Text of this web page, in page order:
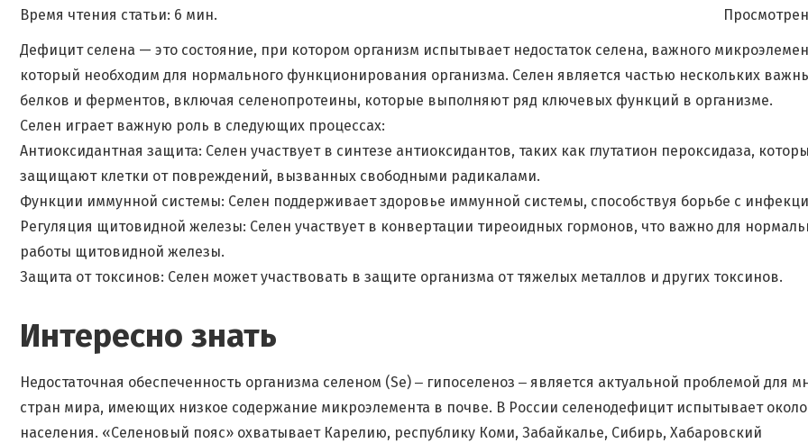
Время чтения статьи: 6 мин.
Дефицит селена — это состояние, при котором организм испытывает недостаток селена, важного
который необходим для нормального функционирования организма. Селен является частью нескольких
белков и ферментов, включая селенопротеины, которые выполняют ряд ключевых функций в организме.
Селен играет важную роль в следующих процессах:
Антиоксидантная защита: Селен участвует в синтезе антиоксидантов, таких как глутатион пероксидаза,
защищают клетки от повреждений, вызванных свободными радикалами.
Функции иммунной системы: Селен поддерживает здоровье иммунной системы, способствуя борьбе с
Регуляция щитовидной железы: Селен участвует в конвертации тиреоидных гормонов, что важно для
работы щитовидной железы.
Защита от токсинов: Селен может участвовать в защите организма от тяжелых металлов и других токсинов.
Интересно знать
Недостаточная обеспеченность организма селеном (Se) ‒ гипоселеноз ‒ является актуальной проблемой для
стран мира, имеющих низкое содержание микроэлемента в почве. В России селенодефицит испытывает
населения. «Селеновый пояс» охватывает Карелию, республику Коми, Забайкалье, Сибирь, Хабаровский